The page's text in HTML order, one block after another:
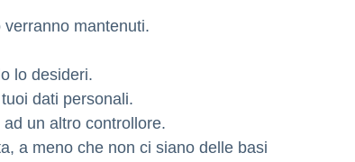
mantenuti.
lo desideri.
dati personali.
un altro controllore.
a meno che non ci siano delle basi